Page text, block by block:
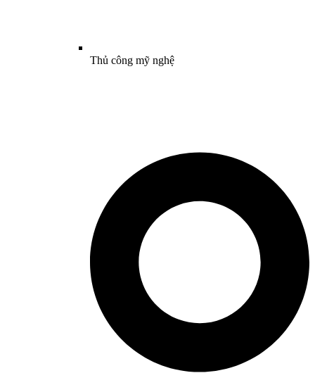
Thủ công mỹ nghệ